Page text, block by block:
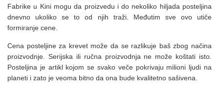
Fabrike u Kini mogu da proizvedu i do nekoliko hiljada posteljina
dnevno ukoliko se to od njih traži. Međutim sve ovo utiče
formiranje cene.
Cena posteljine za krevet može da se razlikuje baš zbog načina
proizvodnje. Serijska ili ručna proizvodnja ne može koštati isto.
Posteljina je artikl kojom se svako veče pokrivaju milioni ljudi na
planeti i zato je veoma bitno da ona bude kvalitetno sašivena.